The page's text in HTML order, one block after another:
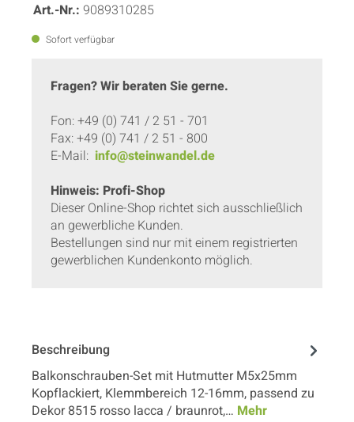
Art.-Nr.: 9089310285
Sofort verfügbar
Fragen? Wir beraten Sie gerne.
Fon: +49 (0) 741 / 2 51 - 701
Fax: +49 (0) 741 / 2 51 - 800
E-Mail: info@steinwandel.de
Hinweis: Profi-Shop
Dieser Online-Shop richtet sich ausschließlich
an gewerbliche Kunden.
Bestellungen sind nur mit einem registrierten
gewerblichen Kundenkonto möglich.
Beschreibung
Balkonschrauben-Set mit Hutmutter M5x25mm
Kopflackiert, Klemmbereich 12-16mm, passend zu
Dekor 8515 rosso lacca / braunrot,… Mehr